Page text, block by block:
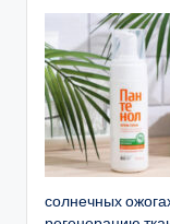
солнечных